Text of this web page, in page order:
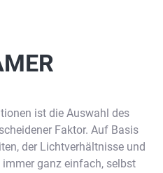
ist die Auswahl des
Faktor. Auf Basis
der Lichtverhältnisse und
ganz einfach, selbst